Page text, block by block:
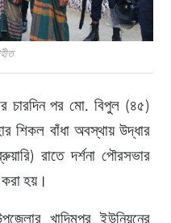
চারদিন পর মো. বিপুল (৪৫)
শিকল বাঁধা অবস্থায় উদ্ধার
রাতে দর্শনা পৌরসভার
হয়।
খাদিমপুর ইউনিয়নের